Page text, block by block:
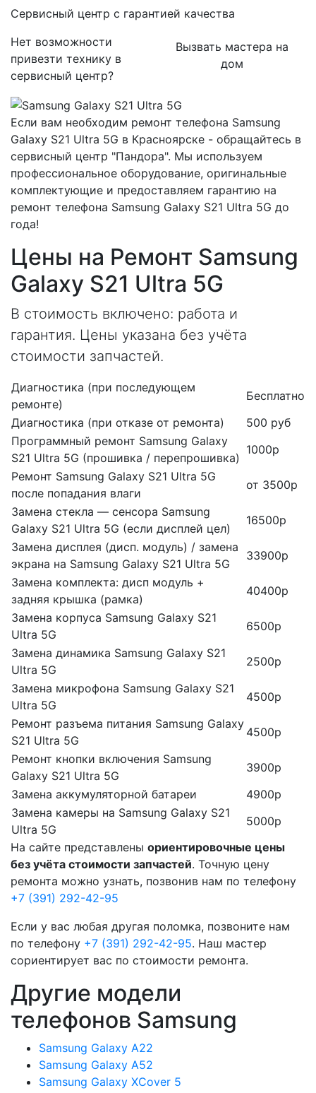
Сервисный центр с гарантией качества
Нет возможности
привезти технику в
сервисный центр?
Вызвать мастера на
дом
Если вам необходим ремонт телефона Samsung
Galaxy S21 Ultra 5G в Красноярске - обращайтесь в
сервисный центр "Пандора". Мы используем
профессиональное оборудование, оригинальные
комплектующие и предоставляем гарантию на
ремонт телефона Samsung Galaxy S21 Ultra 5G до
года!
Цены на Ремонт Samsung
Galaxy S21 Ultra 5G
В стоимость включено: работа и
гарантия. Цены указана без учёта
стоимости запчастей.
Диагностика (при последующем
ремонте)
Бесплатно
Диагностика (при отказе от ремонта)
500 руб
Программный ремонт Samsung Galaxy
S21 Ultra 5G (прошивка / перепрошивка)
1000р
Ремонт Samsung Galaxy S21 Ultra 5G
после попадания влаги
от 3500р
Замена стекла — сенсора Samsung
Galaxy S21 Ultra 5G (если дисплей цел)
16500р
Замена дисплея (дисп. модуль) / замена
экрана на Samsung Galaxy S21 Ultra 5G
33900р
Замена комплекта: дисп модуль +
задняя крышка (рамка)
40400р
Замена корпуса Samsung Galaxy S21
Ultra 5G
6500р
Замена динамика Samsung Galaxy S21
Ultra 5G
2500р
Замена микрофона Samsung Galaxy S21
Ultra 5G
4500р
Ремонт разъема питания Samsung Galaxy
S21 Ultra 5G
4500р
Ремонт кнопки включения Samsung
Galaxy S21 Ultra 5G
3900р
Замена аккумуляторной батареи
4900р
Замена камеры на Samsung Galaxy S21
Ultra 5G
5000р
На сайте представлены ориентировочные цены
без учёта стоимости запчастей. Точную цену
ремонта можно узнать, позвонив нам по телефону
+7 (391) 292-42-95
Если у вас любая другая поломка, позвоните нам
по телефону +7 (391) 292-42-95. Наш мастер
сориентирует вас по стоимости ремонта.
Другие модели
телефонов Samsung
Samsung Galaxy A22
Samsung Galaxy A52
Samsung Galaxy XCover 5